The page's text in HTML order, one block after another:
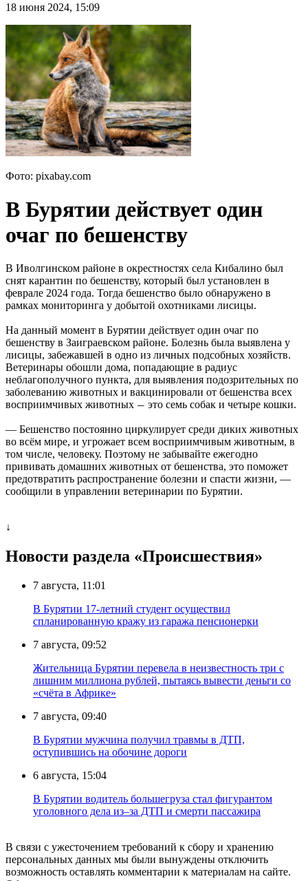
18 июня 2024, 15:09
Фото: pixabay.com
В Бурятии действует один
очаг по бешенству
В Иволгинском районе в окрестностях села Кибалино был
снят карантин по бешенству, который был установлен в
феврале 2024 года. Тогда бешенство было обнаружено в
рамках мониторинга у добытой охотниками лисицы.
На данный момент в Бурятии действует один очаг по
бешенству в Заиграевском районе. Болезнь была выявлена у
лисицы, забежавшей в одно из личных подсобных хозяйств.
Ветеринары обошли дома, попадающие в радиус
неблагополучного пункта, для выявления подозрительных по
заболеванию животных и вакцинировали от бешенства всех
восприимчивых животных — это семь собак и четыре кошки.
— Бешенство постоянно циркулирует среди диких животных
во всём мире, и угрожает всем восприимчивым животным, в
том числе, человеку. Поэтому не забывайте ежегодно
прививать домашних животных от бешенства, это поможет
предотвратить распространение болезни и спасти жизни, —
сообщили в управлении ветеринарии по Бурятии.
↓
Новости раздела «Происшествия»
7 августа, 11:01
В Бурятии 17-летний студент осуществил
спланированную кражу из гаража пенсионерки
7 августа, 09:52
Жительница Бурятии перевела в неизвестность три с
лишним миллиона рублей, пытаясь вывести деньги со
«счёта в Африке»
7 августа, 09:40
В Бурятии мужчина получил травмы в ДТП,
оступившись на обочине дороги
6 августа, 15:04
В Бурятии водитель большегруза стал фигурантом
уголовного дела из–за ДТП и смерти пассажира
В связи с ужесточением требований к сбору и хранению
персональных данных мы были вынуждены отключить
возможность оставлять комментарии к материалам на сайте.